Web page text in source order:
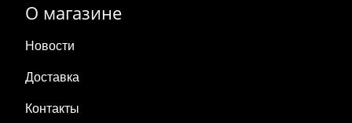
О магазине
Новости
Доставка
Контакты